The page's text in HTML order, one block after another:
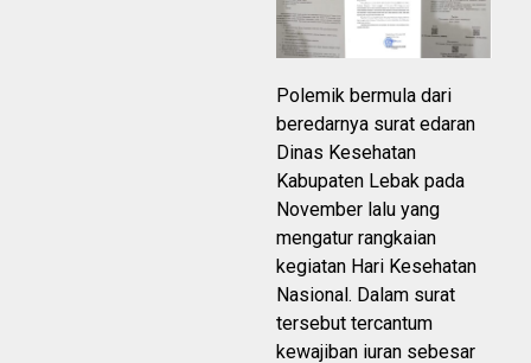
Polemik bermula dari
beredarnya surat edaran
Dinas Kesehatan
Kabupaten Lebak pada
November lalu yang
mengatur rangkaian
kegiatan Hari Kesehatan
Nasional. Dalam surat
tersebut tercantum
kewajiban iuran sebesar